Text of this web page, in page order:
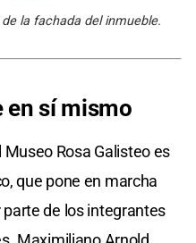
la fachada del inmueble.
en sí mismo
Rosa Galisteo es
que pone en marcha
de los integrantes